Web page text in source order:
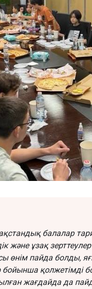
балалар
және ұзақ
өнім пайда болды,
қолжетімді
жағдайда да